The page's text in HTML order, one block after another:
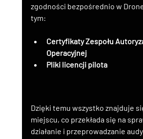
zgodności bezpośrednio w
tym:
Certyfikaty Zespołu
Operacyjnej
Pliki licencji pilota
Dzięki temu wszystko znajduje
miejscu, co przekłada się na
działanie i przeprowadzanie